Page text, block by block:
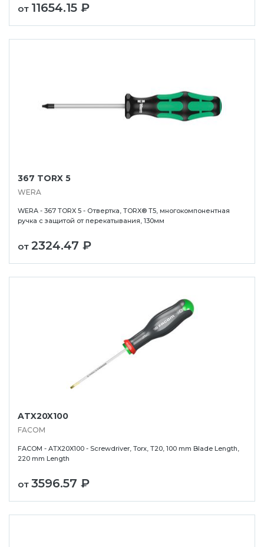
от 11654.15 ₽
367 TORX 5
WERA
WERA - 367 TORX 5 - Отвертка, TORX® T5, многокомпонентная
ручка с защитой от перекатывания, 130мм
от 2324.47 ₽
ATX20X100
FACOM
FACOM - ATX20X100 - Screwdriver, Torx, T20, 100 mm Blade Length,
220 mm Length
от 3596.57 ₽